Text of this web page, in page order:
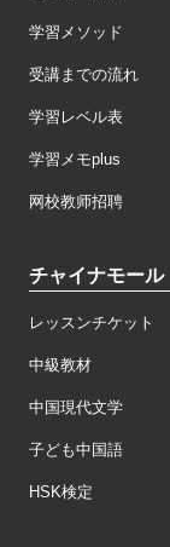
学習メソッド
受講までの流れ
学習レベル表
学習メモplus
网校教师招聘
チャイナモール
レッスンチケット
中級教材
中国現代文学
子ども中国語
HSK検定